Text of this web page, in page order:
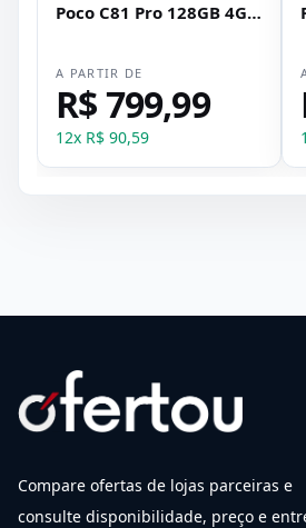
Poco C81 Pro 128GB 4GB
A PARTIR DE
R$ 799,99
12x R$ 90,59
Compare ofertas de lojas parceiras e
consulte disponibilidade, preço e